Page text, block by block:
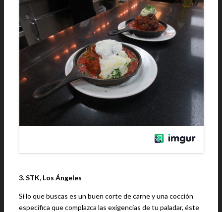
3. STK, Los Ángeles
Si lo que buscas es un buen corte de carne y una cocción
específica que complazca las exigencias de tu paladar, éste